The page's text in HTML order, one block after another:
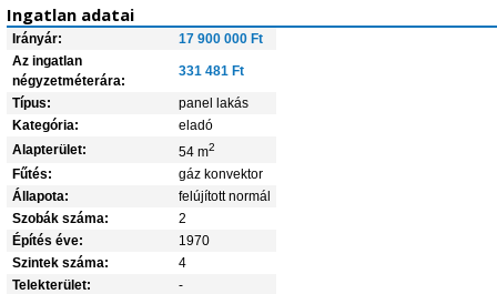
Ingatlan adatai
Irányár:
17 900 000 Ft
Az ingatlan
négyzetméterára:
331 481 Ft
Típus:
panel lakás
Kategória:
eladó
Alapterület:
54 m2
Fűtés:
gáz konvektor
Állapota:
felújított normál
Szobák száma:
2
Építés éve:
1970
Szintek száma:
4
Telekterület:
-